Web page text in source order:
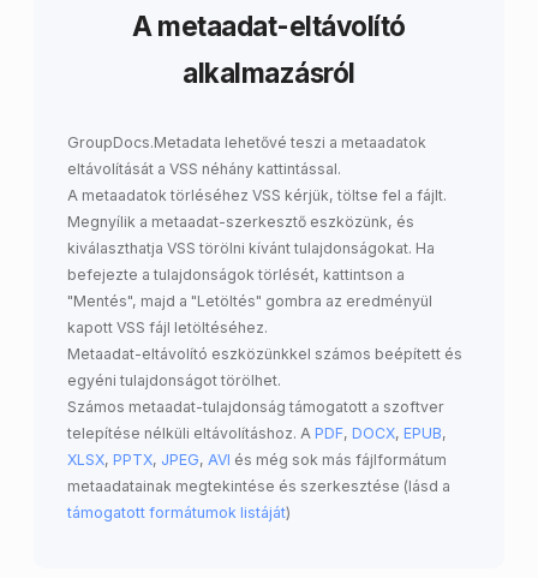
A metaadat-eltávolító
alkalmazásról
GroupDocs.Metadata lehetővé teszi a metaadatok
eltávolítását a VSS néhány kattintással.
A metaadatok törléséhez VSS kérjük, töltse fel a fájlt.
Megnyílik a metaadat-szerkesztő eszközünk, és
kiválaszthatja VSS törölni kívánt tulajdonságokat. Ha
befejezte a tulajdonságok törlését, kattintson a
"Mentés", majd a "Letöltés" gombra az eredményül
kapott VSS fájl letöltéséhez.
Metaadat-eltávolító eszközünkkel számos beépített és
egyéni tulajdonságot törölhet.
Számos metaadat-tulajdonság támogatott a szoftver
telepítése nélküli eltávolításhoz. A PDF, DOCX, EPUB,
XLSX, PPTX, JPEG, AVI és még sok más fájlformátum
metaadatainak megtekintése és szerkesztése (lásd a
támogatott formátumok listáját)